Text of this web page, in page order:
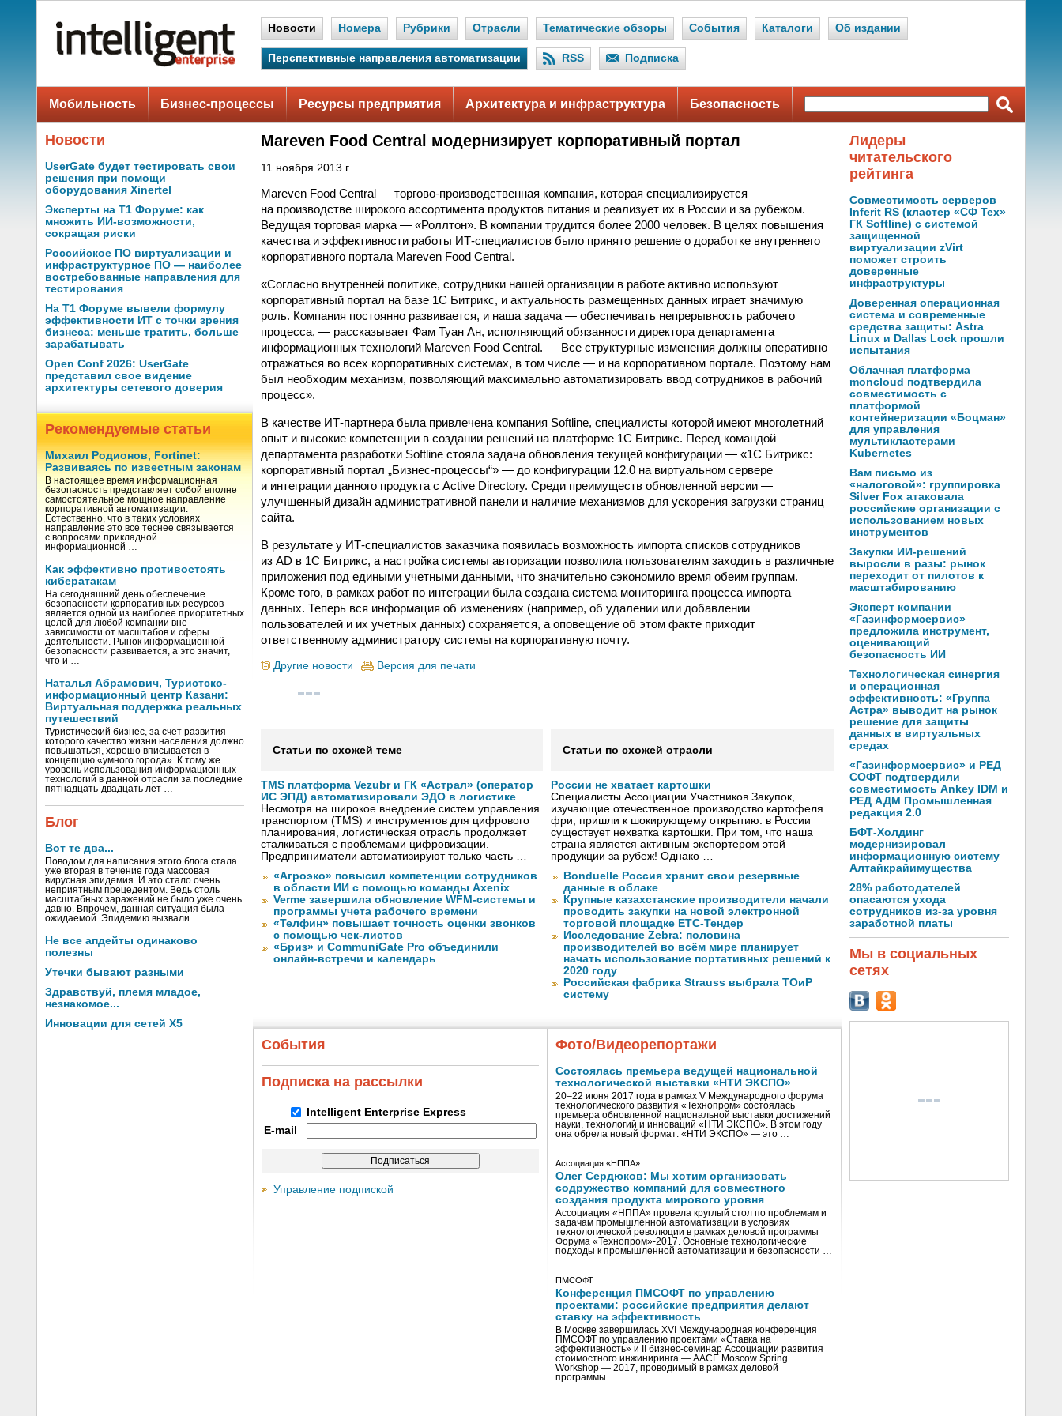
Новости Номера Рубрики Отрасли Тематические обзоры События Каталоги Об издании
Перспективные направления автоматизации RSS Подписка
Мобильность Бизнес-процессы Ресурсы предприятия Архитектура и инфраструктура Безопасность
Новости
UserGate будет тестировать свои
решения при помощи
оборудования Xinertel
Эксперты на Т1 Форуме: как
множить ИИ-возможности,
сокращая риски
Российское ПО виртуализации и
инфраструктурное ПО — наиболее
востребованные направления для
тестирования
На Т1 Форуме вывели формулу
эффективности ИТ с точки зрения
бизнеса: меньше тратить, больше
зарабатывать
Open Conf 2026: UserGate
представил свое видение
архитектуры сетевого доверия
Рекомендуемые статьи
Михаил Родионов, Fortinet:
Развиваясь по известным законам
В настоящее время информационная
безопасность представляет собой вполне
самостоятельное мощное направление
корпоративной автоматизации.
Естественно, что в таких условиях
направление это все теснее связывается
с вопросами прикладной
информационной …
Как эффективно противостоять
кибератакам
На сегодняшний день обеспечение
безопасности корпоративных ресурсов
является одной из наиболее приоритетных
целей для любой компании вне
зависимости от масштабов и сферы
деятельности. Рынок информационной
безопасности развивается, а это значит,
что и …
Наталья Абрамович, Туристско-
информационный центр Казани:
Виртуальная поддержка реальных
путешествий
Туристический бизнес, за счет развития
которого качество жизни населения должно
повышаться, хорошо вписывается в
концепцию «умного города». К тому же
уровень использования информационных
технологий в данной отрасли за последние
пятнадцать-двадцать лет …
Блог
Вот те два...
Поводом для написания этого блога стала
уже вторая в течение года массовая
вирусная эпидемия. И это стало очень
неприятным прецедентом. Ведь столь
масштабных заражений не было уже очень
давно. Впрочем, данная ситуация была
ожидаемой. Эпидемию вызвали …
Не все апдейты одинаково
полезны
Утечки бывают разными
Здравствуй, племя младое,
незнакомое...
Инновации для сетей X5
Mareven Food Central модернизирует корпоративный портал
11 ноября 2013 г.
Mareven Food Central — торгово-производственная компания, которая специализируется
на производстве широкого ассортимента продуктов питания и реализует их в России и за рубежом.
Ведущая торговая марка — «Роллтон». В компании трудится более 2000 человек. В целях повышения
качества и эффективности работы ИТ-специалистов было принято решение о доработке внутреннего
корпоративного портала Mareven Food Central.
«Согласно внутренней политике, сотрудники нашей организации в работе активно используют
корпоративный портал на базе 1С Битрикс, и актуальность размещенных данных играет значимую
роль. Компания постоянно развивается, и наша задача — обеспечивать непрерывность рабочего
процесса, — рассказывает Фам Туан Ан, исполняющий обязанности директора департамента
информационных технологий Mareven Food Central. — Все структурные изменения должны оперативно
отражаться во всех корпоративных системах, в том числе — и на корпоративном портале. Поэтому нам
был необходим механизм, позволяющий максимально автоматизировать ввод сотрудников в рабочий
процесс».
В качестве ИТ-партнера была привлечена компания Softline, специалисты которой имеют многолетний
опыт и высокие компетенции в создании решений на платформе 1С Битрикс. Перед командой
департамента разработки Softline стояла задача обновления текущей конфигурации — «1С Битрикс:
корпоративный портал „Бизнес-процессы“» — до конфигурации 12.0 на виртуальном сервере
и интеграции данного продукта с Active Directory. Среди преимуществ обновленной версии —
улучшенный дизайн административной панели и наличие механизмов для ускорения загрузки страниц
сайта.
В результате у ИТ-специалистов заказчика появилась возможность импорта списков сотрудников
из AD в 1С Битрикс, а настройка системы авторизации позволила пользователям заходить в различные
приложения под едиными учетными данными, что значительно сэкономило время обеим группам.
Кроме того, в рамках работ по интеграции была создана система мониторинга процесса импорта
данных. Теперь вся информация об изменениях (например, об удалении или добавлении
пользователей и их учетных данных) сохраняется, а оповещение об этом факте приходит
ответственному администратору системы на корпоративную почту.
Другие новости Версия для печати
Статьи по схожей теме
TMS платформа Vezubr и ГК «Астрал» (оператор
ИС ЭПД) автоматизировали ЭДО в логистике
Несмотря на широкое внедрение систем управления
транспортом (TMS) и инструментов для цифрового
планирования, логистическая отрасль продолжает
сталкиваться с проблемами цифровизации.
Предприниматели автоматизируют только часть …
«Агроэко» повысил компетенции сотрудников
в области ИИ с помощью команды Axenix
Verme завершила обновление WFM-системы и
программы учета рабочего времени
«Телфин» повышает точность оценки звонков
с помощью чек-листов
«Бриз» и CommuniGate Pro объединили
онлайн-встречи и календарь
Статьи по схожей отрасли
России не хватает картошки
Специалисты Ассоциации Участников Закупок,
изучающие отечественное производство картофеля
фри, пришли к шокирующему открытию: в России
существует нехватка картошки. При том, что наша
страна является активным экспортером этой
продукции за рубеж! Однако …
Bonduelle Россия хранит свои резервные
данные в облаке
Крупные казахстанские производители начали
проводить закупки на новой электронной
торговой площадке ЕТС-Тендер
Исследование Zebra: половина
производителей во всём мире планирует
начать использование портативных решений к
2020 году
Российская фабрика Strauss выбрала ТОиР
систему
События
Подписка на рассылки
Intelligent Enterprise Express
E-mail
Управление подпиской
Фото/Видеорепортажи
Состоялась премьера ведущей национальной
технологической выставки «НТИ ЭКСПО»
20–22 июня 2017 года в рамках V Международного форума
технологического развития «Технопром» состоялась
премьера обновленной национальной выставки достижений
науки, технологий и инноваций «НТИ ЭКСПО». В этом году
она обрела новый формат: «НТИ ЭКСПО» — это …
Ассоциация «НППА»
Олег Сердюков: Мы хотим организовать
содружество компаний для совместного
создания продукта мирового уровня
Ассоциация «НППА» провела круглый стол по проблемам и
задачам промышленной автоматизации в условиях
технологической революции в рамках деловой программы
Форума «Технопром»-2017. Основные технологические
подходы к промышленной автоматизации и безопасности …
ПМСОФТ
Конференция ПМСОФТ по управлению
проектами: российские предприятия делают
ставку на эффективность
В Москве завершилась XVI Международная конференция
ПМСОФТ по управлению проектами «Ставка на
эффективность» и II бизнес-семинар Ассоциации развития
стоимостного инжиниринга — AACE Moscow Spring
Workshop — 2017, проводимый в рамках деловой
программы …
Лидеры
читательского
рейтинга
Совместимость серверов
Inferit RS (кластер «СФ Тех»
ГК Softline) с системой
защищенной
виртуализации zVirt
поможет строить
доверенные
инфраструктуры
Доверенная операционная
система и современные
средства защиты: Astra
Linux и Dallas Lock прошли
испытания
Облачная платформа
moncloud подтвердила
совместимость с
платформой
контейнеризации «Боцман»
для управления
мультикластерами
Kubernetes
Вам письмо из
«налоговой»: группировка
Silver Fox атаковала
российские организации с
использованием новых
инструментов
Закупки ИИ-решений
выросли в разы: рынок
переходит от пилотов к
масштабированию
Эксперт компании
«Газинформсервис»
предложила инструмент,
оценивающий
безопасность ИИ
Технологическая синергия
и операционная
эффективность: «Группа
Астра» выводит на рынок
решение для защиты
данных в виртуальных
средах
«Газинформсервис» и РЕД
СОФТ подтвердили
совместимость Ankey IDM и
РЕД АДМ Промышленная
редакция 2.0
БФТ-Холдинг
модернизировал
информационную систему
Алтайкрайимущества
28% работодателей
опасаются ухода
сотрудников из-за уровня
заработной платы
Мы в социальных
сетях